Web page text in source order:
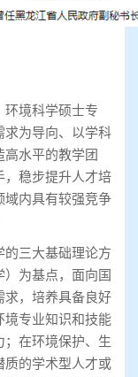
环境科学硕士专
求为导向、以学科
水平的教学团
，稳步提升人才培
域内具有较强竞争
的三大基础理论方
为基点，面向国
求，培养具备良好
境专业知识和技能
；在环境保护、生
质的学术型人才或